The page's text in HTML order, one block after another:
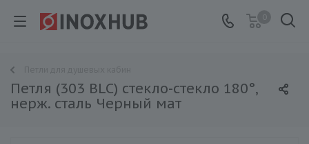
0
Петля (303 BLC) стекло-стекло 180°,
нерж. сталь Черный мат